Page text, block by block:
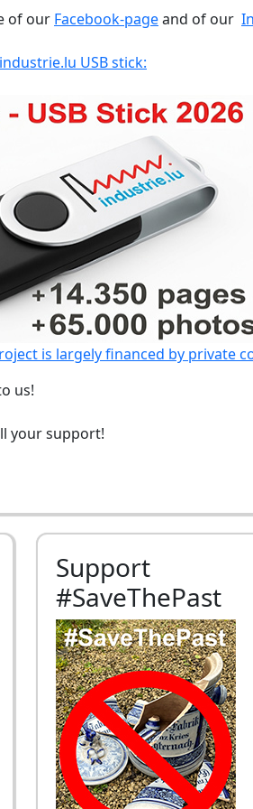
of our Facebook-pageand of our
USB stick:
is largely financed by private
us!
your support!
Support
#SaveThePast